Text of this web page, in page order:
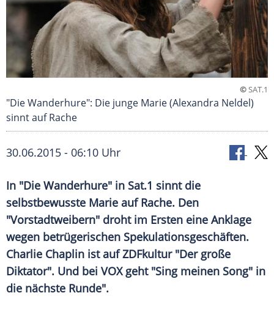
©SAT.1
"Die Wanderhure": Die junge Marie (Alexandra Neldel)
sinnt auf Rache
30.06.2015 - 06:10 Uhr
In "Die Wanderhure" in Sat.1 sinnt die
selbstbewusste Marie auf Rache. Den
"Vorstadtweibern" droht im Ersten eine Anklage
wegen betrügerischen Spekulationsgeschäften.
Charlie Chaplin ist auf ZDFkultur "Der große
Diktator". Und bei VOX geht "Sing meinen Song" in
die nächste Runde".